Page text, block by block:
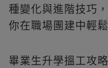
種變化與進階技巧
你在職場團建中輕
畢業生升學搵工攻略